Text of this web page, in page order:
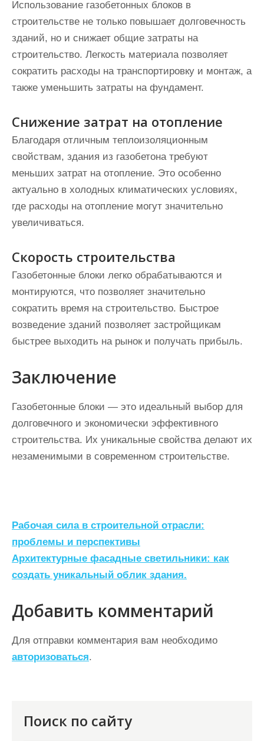
Использование газобетонных блоков в
строительстве не только повышает долговечность
зданий, но и снижает общие затраты на
строительство. Легкость материала позволяет
сократить расходы на транспортировку и монтаж, а
также уменьшить затраты на фундамент.
Снижение затрат на отопление
Благодаря отличным теплоизоляционным
свойствам, здания из газобетона требуют
меньших затрат на отопление. Это особенно
актуально в холодных климатических условиях,
где расходы на отопление могут значительно
увеличиваться.
Скорость строительства
Газобетонные блоки легко обрабатываются и
монтируются, что позволяет значительно
сократить время на строительство. Быстрое
возведение зданий позволяет застройщикам
быстрее выходить на рынок и получать прибыль.
Заключение
Газобетонные блоки — это идеальный выбор для
долговечного и экономически эффективного
строительства. Их уникальные свойства делают их
незаменимыми в современном строительстве.
Н
а
в
и
г
а
ц
и
Рабочая сила в строительной отрасли:
проблемы и перспективы
Архитектурные фасадные светильники: как
создать уникальный облик здания.
Добавить комментарий
Для отправки комментария вам необходимо
авторизоваться.
Поиск по сайту